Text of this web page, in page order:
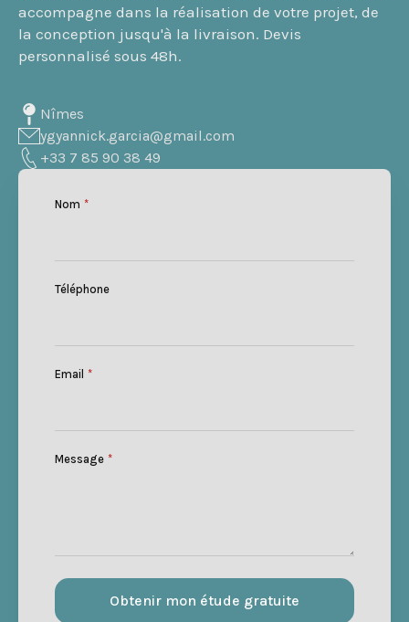
accompagne dans la réalisation de votre projet, de
la conception jusqu'à la livraison. Devis
personnalisé sous 48h.
Nîmes
ygyannick.garcia@gmail.com
+33 7 85 90 38 49
Nom *
Téléphone
Email *
Message *
Obtenir mon étude gratuite